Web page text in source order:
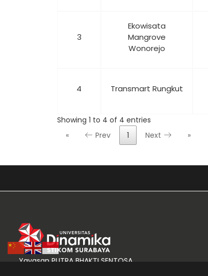
3
Ekowisata
Mangrove
Wonorejo
4 Transmart Rungkut
Showing 1 to 4 of 4 entries
«
Prev 1 Next »
Yayasan PUTRA BHAKTI SENTOSA